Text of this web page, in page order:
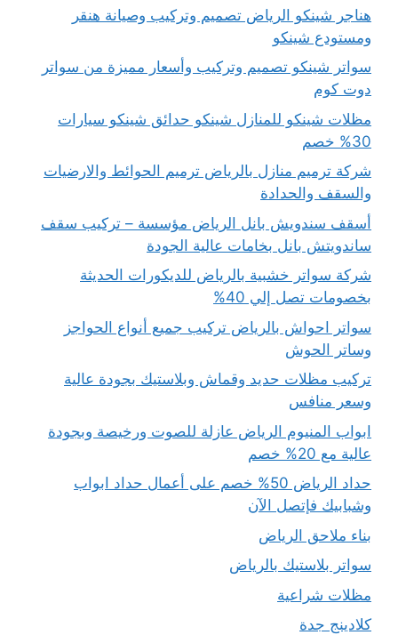
هناجر شينكو الرياض تصميم وتركيب وصيانة هنقر
ومستودع شينكو
سواتر شينكو تصميم وتركيب وأسعار مميزة من سواتر
دوت كوم
مظلات شينكو للمنازل شينكو حدائق شينكو سيارات
30% خصم
شركة ترميم منازل بالرياض ترميم الحوائط والارضيات
والسقف والحدادة
أسقف سندويش بانل الرياض مؤسسة – تركيب سقف
ساندويتش بانل بخامات عالية الجودة
شركة سواتر خشبية بالرياض للديكورات الحديثة
بخصومات تصل إلي 40%
سواتر احواش بالرياض تركيب جميع أنواع الحواجز
وساتر الحوش
تركيب مظلات حديد وقماش وبلاستيك بجودة عالية
وسعر منافس
ابواب المنيوم الرياض عازلة للصوت ورخيصة وبجودة
عالية مع 20% خصم
حداد الرياض 50% خصم على أعمال حداد ابواب
وشبابيك فإتصل الآن
بناء ملاحق الرياض
سواتر بلاستيك بالرياض
مظلات شراعية
كلادينج جدة